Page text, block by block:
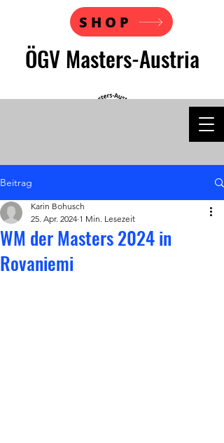
ÖGV Masters-Austria
SHOP
Beitrag
WM der Masters 2024 in
Rovaniemi
Karin Bohusch
25. Apr. 2024 1 Min. Lesezeit